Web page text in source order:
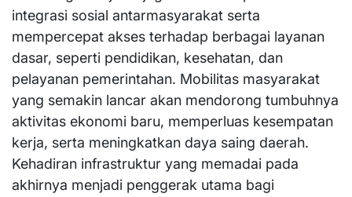
integrasi sosial antarmasyarakat serta
mempercepat akses terhadap berbagai layanan
dasar, seperti pendidikan, kesehatan, dan
pelayanan pemerintahan. Mobilitas masyarakat
yang semakin lancar akan mendorong tumbuhnya
aktivitas ekonomi baru, memperluas kesempatan
kerja, serta meningkatkan daya saing daerah.
Kehadiran infrastruktur yang memadai pada
akhirnya menjadi penggerak utama bagi